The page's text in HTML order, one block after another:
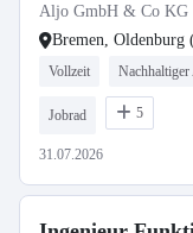
Aljo GmbH & Co KG
Bremen, Oldenburg
Vollzeit
Jobrad 5
31.07.2026